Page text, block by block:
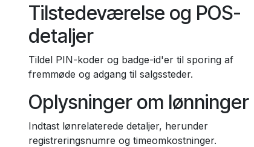
Tilstedeværelse og POS-
detaljer
Tildel PIN-koder og badge-id'er til sporing af
fremmøde og adgang til salgssteder.
Oplysninger om lønninger
Indtast lønrelaterede detaljer, herunder
registreringsnumre og timeomkostninger.